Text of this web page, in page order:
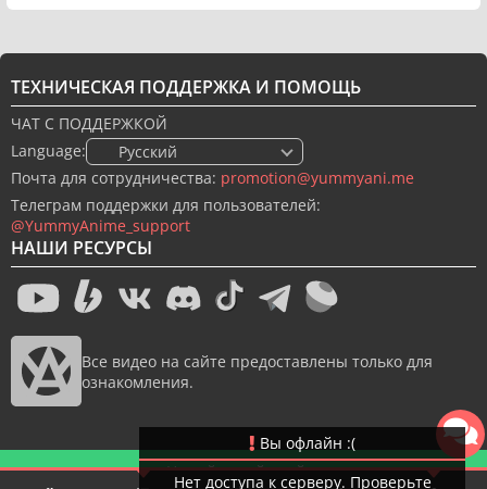
НАШИ РЕСУРСЫ
Все видео на сайте предоставлены только для
ознакомления.
ТЕХНИЧЕСКАЯ ПОДДЕРЖКА И ПОМОЩЬ
ЧАТ С ПОДДЕРЖКОЙ
Language:
🇷🇺 Русский
Почта для сотрудничества: promotion@yummyani.me
Телеграм поддержки для пользователей:
@YummyAnime_support
Новый дизайн сайта
Вы офлайн :(
Нет доступа к серверу. Проверьте